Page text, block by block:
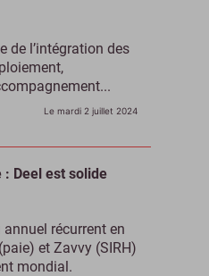
de l’intégration des
Le mardi 2 juillet 2024
: Deel est solide
récurrent en
et Zavvy (SIRH)
mondial.